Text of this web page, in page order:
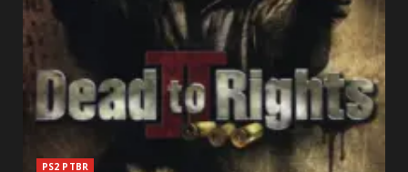
PS2 PTBR